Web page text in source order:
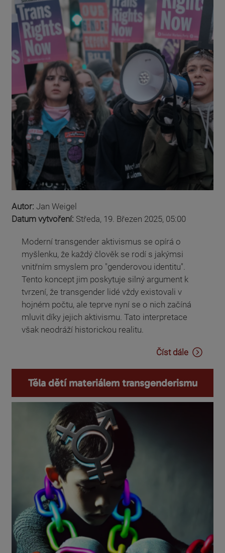
Autor: Jan Weigel
Datum vytvoření: Středa, 19. Březen 2025, 05:00
Moderní transgender aktivismus se opírá o
myšlenku, že každý člověk se rodí s jakýmsi
vnitřním smyslem pro "genderovou identitu".
Tento koncept jim poskytuje silný argument k
tvrzení, že transgender lidé vždy existovali v
hojném počtu, ale teprve nyní se o nich začíná
mluvit díky jejich aktivismu. Tato interpretace
však neodráží historickou realitu.
Číst dále
Těla dětí materiálem transgenderismu